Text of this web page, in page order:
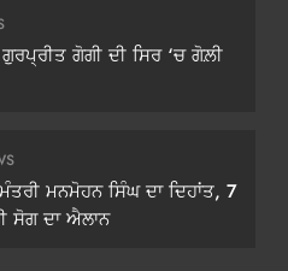
ਗੋਗੀ ਦੀ ਸਿਰ ‘ਚ ਗੋਲ਼ੀ
ਮਨਮੋਹਨ ਸਿੰਘ ਦਾ ਦਿਹਾਂਤ, 7
ਸੋਗ ਦਾ ਐਲਾਨ